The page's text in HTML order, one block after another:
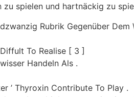
spielen und hartnäckig zu
Rubrik Gegenüber
To Realise [ 3 ]
Handeln Als .
’ Thyroxin Contribute To Play .